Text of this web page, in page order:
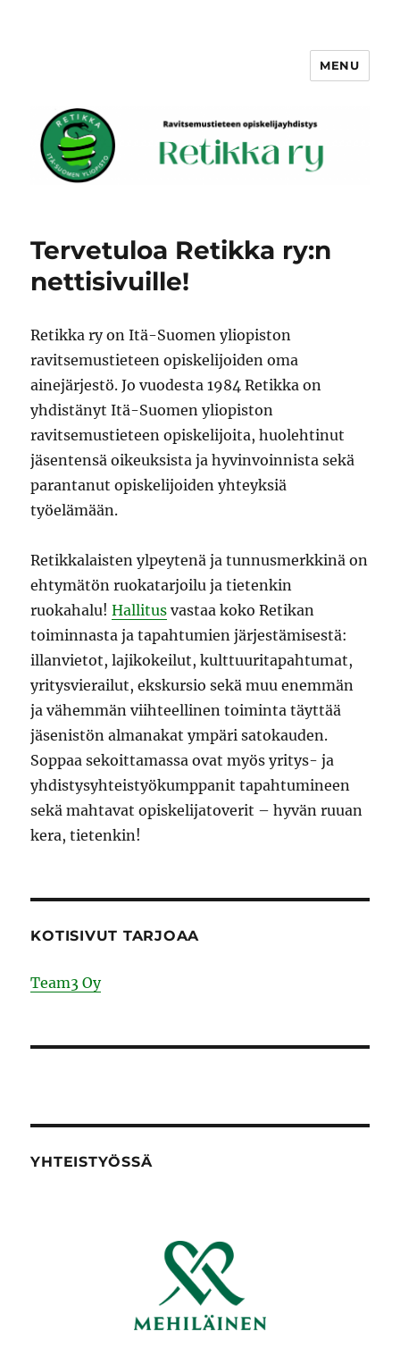
MENU
Tervetuloa Retikka ry:n
nettisivuille!
Retikka ry on Itä-Suomen yliopiston
ravitsemustieteen opiskelijoiden oma
ainejärjestö. Jo vuodesta 1984 Retikka on
yhdistänyt Itä-Suomen yliopiston
ravitsemustieteen opiskelijoita, huolehtinut
jäsentensä oikeuksista ja hyvinvoinnista sekä
parantanut opiskelijoiden yhteyksiä
työelämään.
Retikkalaisten ylpeytenä ja tunnusmerkkinä on
ehtymätön ruokatarjoilu ja tietenkin
ruokahalu!Hallitus vastaa koko Retikan
toiminnasta ja tapahtumien järjestämisestä:
illanvietot, lajikokeilut, kulttuuritapahtumat,
yritysvierailut, ekskursio sekä muu enemmän
ja vähemmän viihteellinen toiminta täyttää
jäsenistön almanakat ympäri satokauden.
Soppaa sekoittamassa ovat myös yritys- ja
yhdistysyhteistyökumppanit tapahtumineen
sekä mahtavat opiskelijatoverit – hyvän ruuan
kera, tietenkin!
KOTISIVUT TARJOAA
Team3 Oy
YHTEISTYÖSSÄ